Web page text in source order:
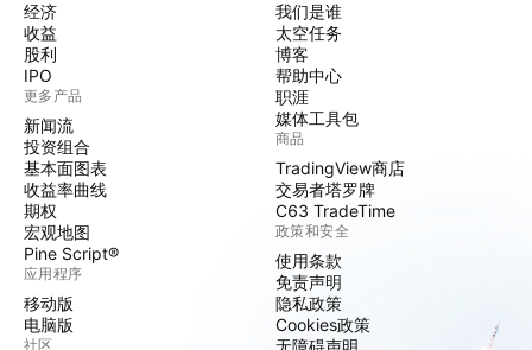
经济
收益
股利
IPO
更多产品
新闻流
投资组合
基本面图表
收益率曲线
期权
宏观地图
Pine Script®
应用程序
移动版
电脑版
社区
我们是谁
太空任务
博客
帮助中心
职涯
媒体工具包
商品
TradingView商店
交易者塔罗牌
C63 TradeTime
政策和安全
使用条款
免责声明
隐私政策
Cookies政策
无障碍声明